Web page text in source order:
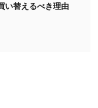
い替えるべき理由